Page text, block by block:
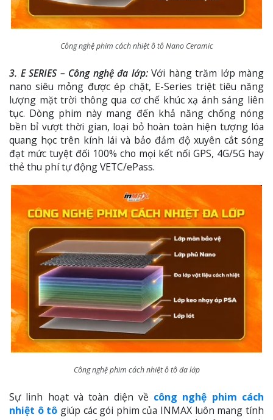
Công nghệ phim cách nhiệt ô tô Nano Ceramic
3. E SERIES – Công nghệ đa lớp:Với hàng trăm lớp màng
nano siêu mỏng được ép chặt, E-Series triệt tiêu năng
lượng mặt trời thông qua cơ chế khúc xạ ánh sáng liên
tục. Dòng phim này mang đến khả năng chống nóng
bền bỉ vượt thời gian, loại bỏ hoàn toàn hiện tượng lóa
quang học trên kính lái và bảo đảm độ xuyên cắt sóng
đạt mức tuyệt đối 100% cho mọi kết nối GPS, 4G/5G hay
thẻ thu phí tự động VETC/ePass.
Công nghệ phim cách nhiệt ô tô đa lớp
Sự linh hoạt và toàn diện về công nghệ phim cách
nhiệt ô tô giúp các gói phim của INMAX luôn mang tính